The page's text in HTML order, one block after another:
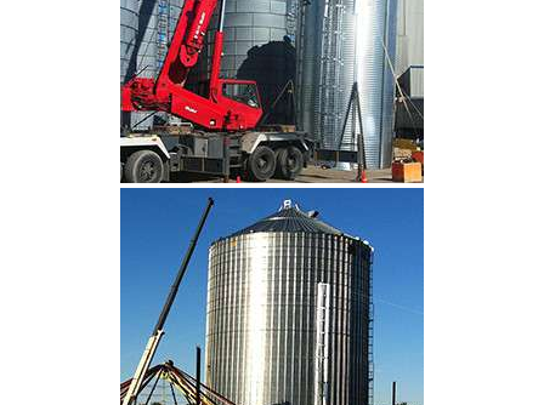
CLIQUEZ POUR AGRANDIR